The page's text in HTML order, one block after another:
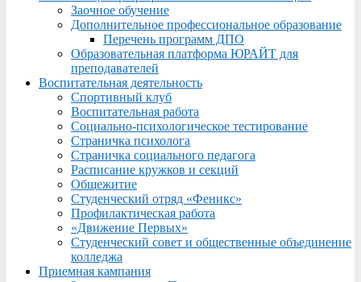
Заочное обучение
Дополнительное профессиональное образование
Перечень программ ДПО
Образовательная платформа ЮРАЙТ для
преподавателей
Воспитательная деятельность
Спортивный клуб
Воспитательная работа
Социально-психологическое тестирование
Страничка психолога
Страничка социального педагога
Расписание кружков и секций
Общежитие
Студенческий отряд «Феникс»
Профилактическая работа
«Движение Первых»
Студенческий совет и общественные объединение
колледжа
Приемная кампания